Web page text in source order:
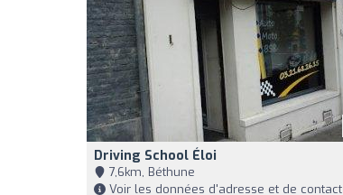
Driving School Éloi
7,6km, Béthune
Voir les données d'adresse et de contact